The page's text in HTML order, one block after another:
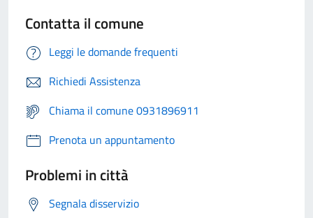
Contatta il comune
Leggi le domande frequenti
Richiedi Assistenza
Chiama il comune 0931896911
Prenota un appuntamento
Problemi in città
Segnala disservizio